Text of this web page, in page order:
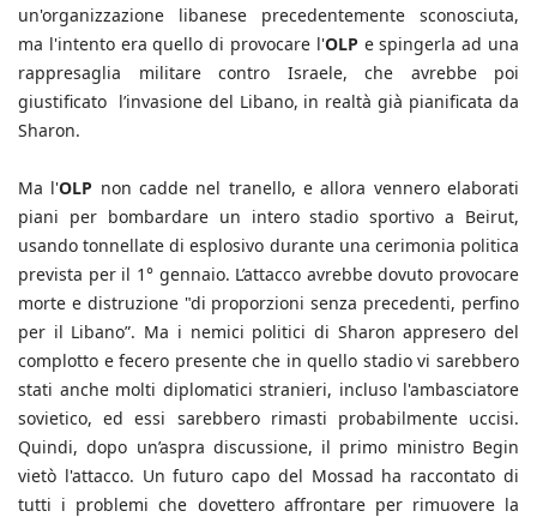
un'organizzazione libanese precedentemente sconosciuta,
ma l'intento era quello di provocare l'OLP e spingerla ad una
rappresaglia militare contro Israele, che avrebbe poi
giustificato l’invasione del Libano, in realtà già pianificata da
Sharon.
Ma l'OLP non cadde nel tranello, e allora vennero elaborati
piani per bombardare un intero stadio sportivo a Beirut,
usando tonnellate di esplosivo durante una cerimonia politica
prevista per il 1° gennaio. L’attacco avrebbe dovuto provocare
morte e distruzione "di proporzioni senza precedenti, perfino
per il Libano”. Ma i nemici politici di Sharon appresero del
complotto e fecero presente che in quello stadio vi sarebbero
stati anche molti diplomatici stranieri, incluso l'ambasciatore
sovietico, ed essi sarebbero rimasti probabilmente uccisi.
Quindi, dopo un’aspra discussione, il primo ministro Begin
vietò l'attacco. Un futuro capo del Mossad ha raccontato di
tutti i problemi che dovettero affrontare per rimuovere la